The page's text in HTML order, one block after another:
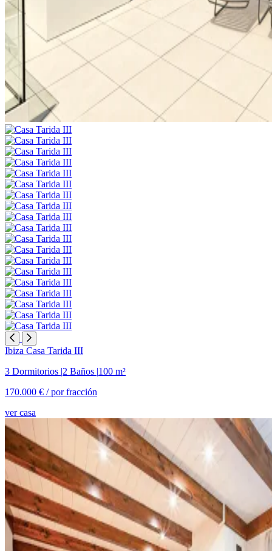
Ibiza Casa Tarida III
3 Dormitorios |2 Baños |100 m²
170.000 € /por fracción
ver casa